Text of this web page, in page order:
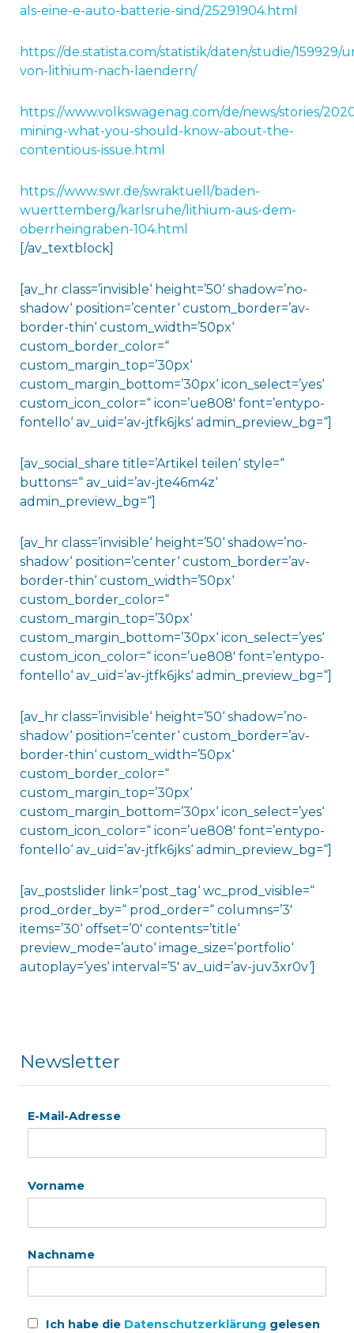
als-eine-e-auto-batterie-sind/25291904.html
https://de.statista.com/statistik/daten/studie/
von-lithium-nach-laendern/
https://www.volkswagenag.com/de/news/stories/
mining-what-you-should-know-about-the-
contentious-issue.html
https://www.swr.de/swraktuell/baden-
wuerttemberg/karlsruhe/lithium-aus-dem-
oberrheingraben-104.html
[/av_textblock]
[av_hr class=’invisible‘ height=’50‘ shadow=’no-
shadow‘ position=’center‘ custom_border=’av-
border-thin‘ custom_width=’50px‘
custom_border_color=“
custom_margin_top=’30px‘
custom_margin_bottom=’30px‘ icon_select=’yes‘
custom_icon_color=“ icon=’ue808′ font=’entypo-
fontello‘ av_uid=’av-jtfk6jks‘ admin_preview_bg=“]
[av_social_share title=’Artikel teilen‘ style=“
buttons=“ av_uid=’av-jte46m4z‘
admin_preview_bg=“]
[av_hr class=’invisible‘ height=’50‘ shadow=’no-
shadow‘ position=’center‘ custom_border=’av-
border-thin‘ custom_width=’50px‘
custom_border_color=“
custom_margin_top=’30px‘
custom_margin_bottom=’30px‘ icon_select=’yes‘
custom_icon_color=“ icon=’ue808′ font=’entypo-
fontello‘ av_uid=’av-jtfk6jks‘ admin_preview_bg=“]
[av_hr class=’invisible‘ height=’50‘ shadow=’no-
shadow‘ position=’center‘ custom_border=’av-
border-thin‘ custom_width=’50px‘
custom_border_color=“
custom_margin_top=’30px‘
custom_margin_bottom=’30px‘ icon_select=’yes‘
custom_icon_color=“ icon=’ue808′ font=’entypo-
fontello‘ av_uid=’av-jtfk6jks‘ admin_preview_bg=“]
[av_postslider link=’post_tag‘ wc_prod_visible=“
prod_order_by=“ prod_order=“ columns=’3′
items=’30‘ offset=’0′ contents=’title‘
preview_mode=’auto‘ image_size=’portfolio‘
autoplay=’yes‘ interval=’5′ av_uid=’av-juv3xr0v‘]
Newsletter
E-Mail-Adresse
Vorname
Nachname
Ich habe die Datenschutzerklärung gelesen